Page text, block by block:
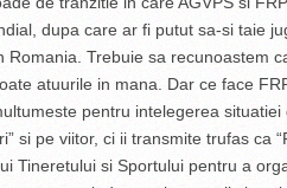
dupa care ar fi putut sa-si taie
Romania. Trebuie sa recunoastem
atuurile in mana. Dar ce face
pentru intelegerea
si pe viitor, ci ii transmite trufas ca
Tineretului si Sportului pentru a